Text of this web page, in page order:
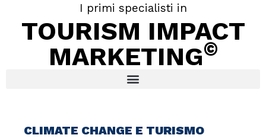
I primi specialisti in
TOURISM IMPACT
MARKETING©
CLIMATE CHANGE E TURISMO